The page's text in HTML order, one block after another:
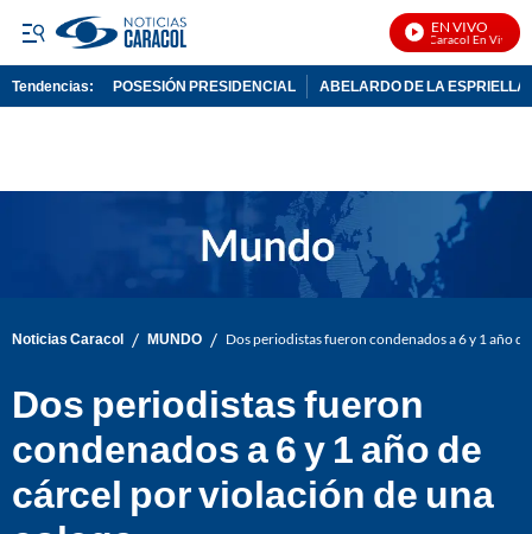
EN VIVO
Noticias Caracol En Vivo
Tendencias: POSESIÓN PRESIDENCIAL ABELARDO DE LA ESPRIELLA
Noticias Caracol / MUNDO / Dos periodistas fueron condenados a 6 y 1 año
Dos periodistas fueron
condenados a 6 y 1 año de
cárcel por violación de una